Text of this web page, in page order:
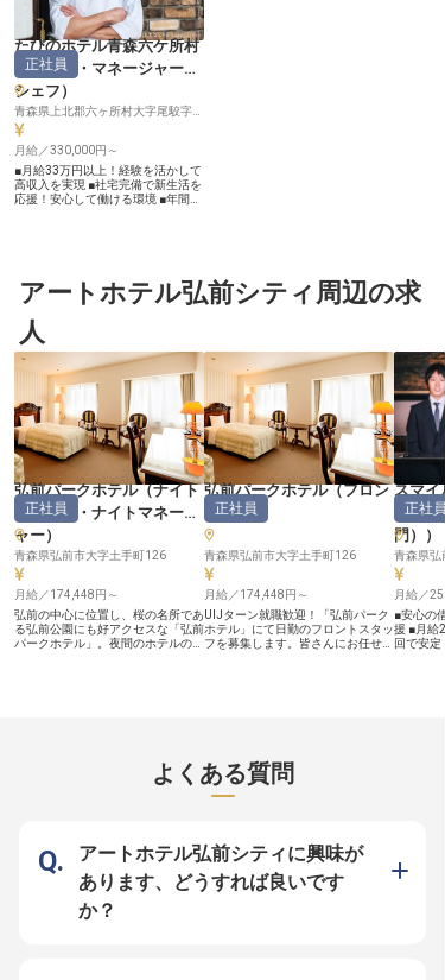
たびのホテル青森六ケ所村
（料理長・マネージャー・
シェフ ）
正社員
月給／330,000円～
■月給33万円以上！経験を活かして
高収入を実現 ■社宅完備で新生活を
応援！安心して働ける環境 ■年間休
朝を彩るビュッフェスタイルの料理
をお任せします。 地元の食材を活
り入れた工夫など、あなたのアイデ
アと技術で、お客様に心温まるおも
てなしを提供してください。 一皿
一皿に心を込めることで、お客様の
旅の思い出をより豊かなものにす
る、やりがいのあるお仕事です。
ーー【安定した環境で、キャリアを
築く】 料理長として、調理業務だ
けでなく、食材管理や衛生管理、ス
タッフ指導など、幅広い業務に携わ
っていただきます。 ホテルレスト
ランでの料理責任者としての経験を
存分に活かし、チームを牽引してく
ださい。 社宅完備で、遠方からの
ご応募も安心。 年間休日117日とプ
ライベートも充実させながら、安定
した環境で長くキャリアを築いてい
ける職場です。
アートホテル弘前シティ周辺の求
人
弘前パークホテル（ナイト
フロント・ナイトマネージ
ャー）
正社員
青森県弘前市大字土手町126
月給／174,448円～
弘前の中心に位置し、桜の名所であ
る弘前公園にも好アクセスな「弘前
パークホテル」。夜間のホテルの安
長く働いて頂きたいと考えていま
す。※2023年10月3日時点の情報で
弘前パークホテル（フロン
ト）
正社員
青森県弘前市大字土手町126
月給／174,448円～
UIJターン就職歓迎！「弘前パーク
ホテル」にて日勤のフロントスタッ
フを募集します。皆さんにお任せす
暇、退職金制度などの待遇をご用意
しています。※2023年10月3日時点
の情報です。
スマイ
ージ
門）
）
正社員
青森県弘
月給／
■安心の
援 ■月給
回で安
【成長を
よくある質問
アートホテル弘前シティに興味が
あります、どうすれば良いです
か？